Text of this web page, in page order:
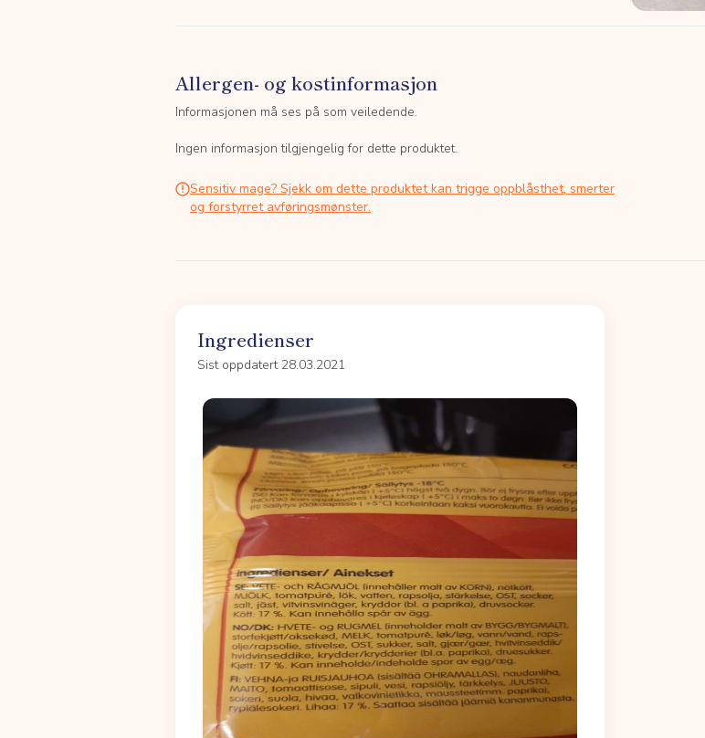
Allergen- og kostinformasjon
Informasjonen må ses på som veiledende.
Ingen informasjon tilgjengelig for dette produktet.
Sensitiv mage? Sjekk om dette produktet kan trigge oppblåsthet, smerter
og forstyrret avføringsmønster.
Ingredienser
Sist oppdatert 28.03.2021